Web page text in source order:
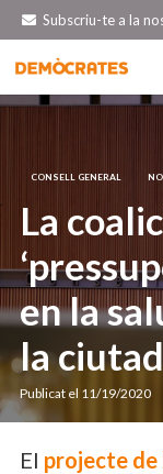
Subscriu-te a la
CONSELL GENERAL
La
en la
la
Publicat el 11/19/2020
El projecte de